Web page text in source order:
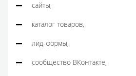
сайты,
каталог товаров,
лид-формы,
сообщество ВКонтакте,